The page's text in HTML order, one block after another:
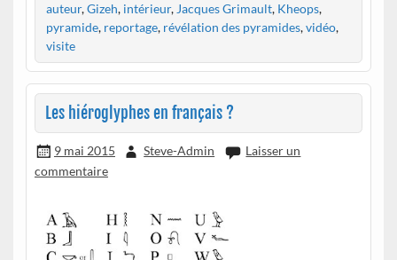
auteur,Gizeh, intérieur,Jacques Grimault, Kheops,
pyramide, reportage, révélation des pyramides,vidéo,
visite
Les hiéroglyphes en français ?
9 mai 2015 Steve-Admin
Laisser un
commentaire